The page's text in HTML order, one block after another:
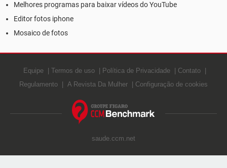
Melhores programas para baixar vídeos do YouTube
Editor fotos iphone
Mosaico de fotos
Equipe Termos de uso Política de Privacidade
Contato
Regulamento
A Revista Da Mulher Configuração de cookies
saude.ccm.net